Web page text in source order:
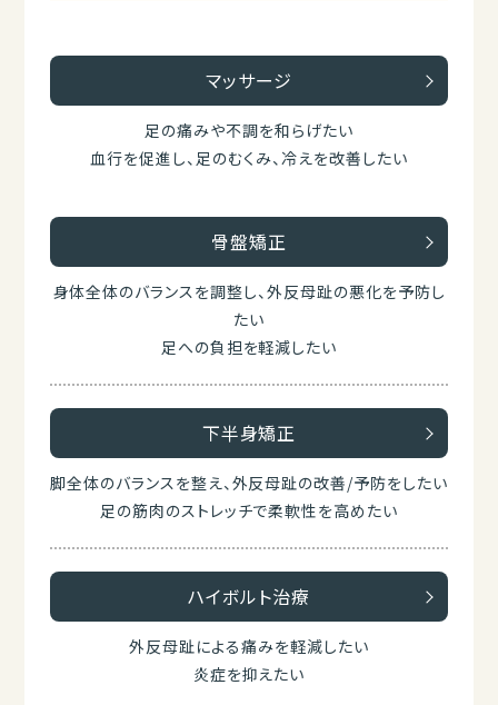
マッサージ
足の痛みや不調を和らげたい
血行を促進し、足のむくみ、冷えを改善したい
骨盤矯正
身体全体のバランスを調整し、外反母趾の悪化を予防し
たい
足への負担を軽減したい
下半身矯正
脚全体のバランスを整え、外反母趾の改善/予防をしたい
足の筋肉のストレッチで柔軟性を高めたい
ハイボルト治療
外反母趾による痛みを軽減したい
炎症を抑えたい